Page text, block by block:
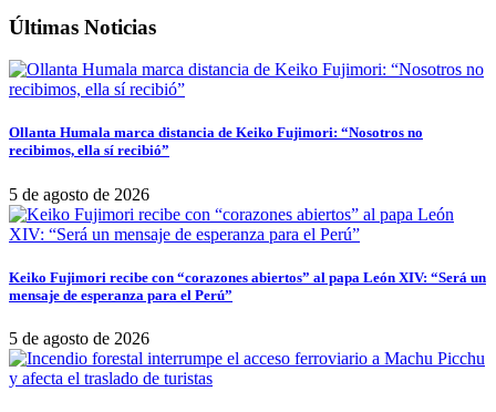
Últimas Noticias
Ollanta Humala marca distancia de Keiko Fujimori: “Nosotros no
recibimos, ella sí recibió”
5 de agosto de 2026
Keiko Fujimori recibe con “corazones abiertos” al papa León XIV: “Será un
mensaje de esperanza para el Perú”
5 de agosto de 2026